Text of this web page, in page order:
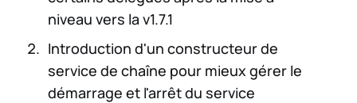
niveau vers la v1.7.1
Introduction d'un constructeur de
service de chaîne pour mieux gérer le
démarrage et l'arrêt du service